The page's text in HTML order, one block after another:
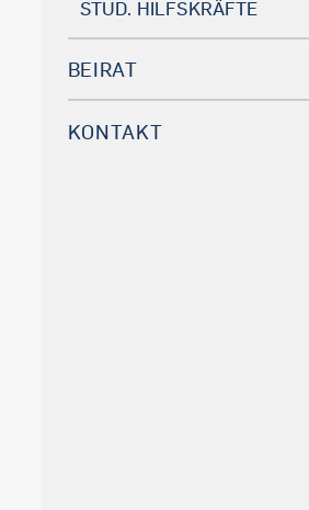
STUD. HILFSKRÄFTE
BEIRAT
KONTAKT